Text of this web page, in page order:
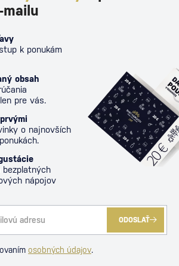
mailu
k ponukám
obsah
pre vás.
o najnovších
nápojov
ODOSLAŤ
osobných údajov.